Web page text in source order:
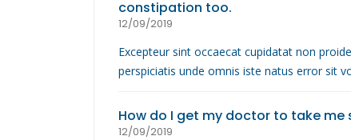
constipation too.
12/09/2019
Excepteur sint occaecat cupidatat non
perspiciatis unde omnis iste natus error sit
How do I get my doctor to take me
12/09/2019